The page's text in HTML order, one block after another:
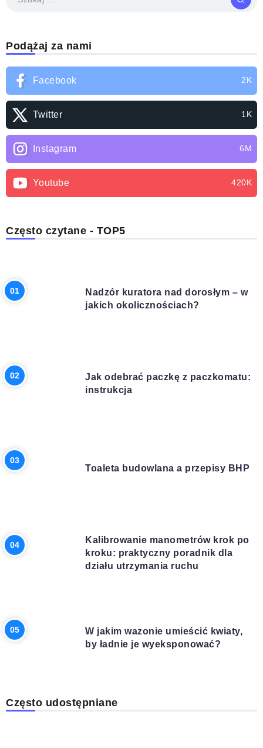
Podążaj za nami
Facebook 2K
Twitter 1K
Instagram 6M
Youtube 420K
Często czytane - TOP5
Nadzór kuratora nad dorosłym – w
jakich okolicznościach?
Jak odebrać paczkę z paczkomatu:
instrukcja
Toaleta budowlana a przepisy BHP
Kalibrowanie manometrów krok po
kroku: praktyczny poradnik dla
działu utrzymania ruchu
W jakim wazonie umieścić kwiaty,
by ładnie je wyeksponować?
Często udostępniane